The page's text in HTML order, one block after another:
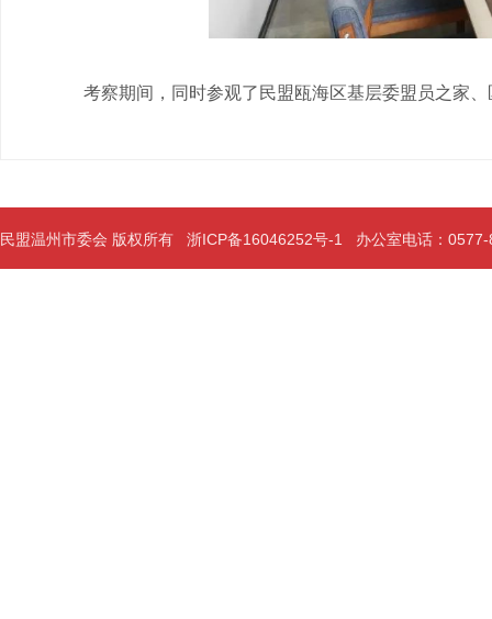
考察期间，同时参观了民盟瓯海区基层委盟员之家、
民盟温州市委会 版权所有 浙ICP备16046252号-1 办公室电话：